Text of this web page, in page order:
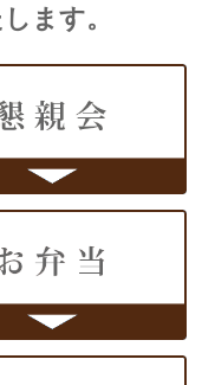
ます。